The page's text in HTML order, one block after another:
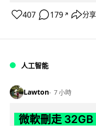
407 179 ↗ 分享
人工智能
Lawton 7 小時
微軟刪走 32GB